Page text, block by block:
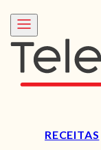
RECEITAS